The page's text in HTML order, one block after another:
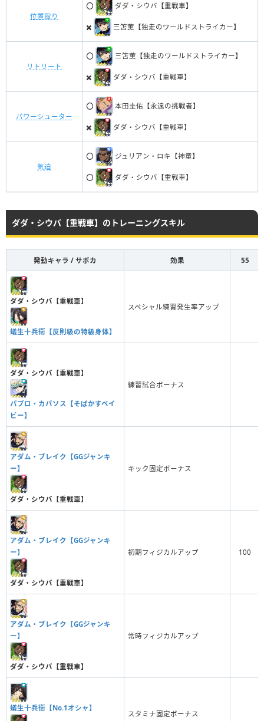
位置取り
⭕️ ダダ・シウバ【重戦車】
✖️ 三笘薫【独走のワールドストライカー】
リトリート
⭕️ 三笘薫【独走のワールドストライカー】
✖️ ダダ・シウバ【重戦車】
パワーシューター
⭕️ 本田圭佑【永遠の挑戦者】
✖️ ダダ・シウバ【重戦車】
気迫
⭕️ ジュリアン・ロキ【神童】
⭕️ ダダ・シウバ【重戦車】
ダダ・シウバ【重戦車】のトレーニングスキル
発動キャラ / サポカ 効果 55
ダダ・シウバ【重戦車】
蟻生十兵衛【反則級の特級身体】
スペシャル練習発生率アップ
ダダ・シウバ【重戦車】
パブロ・カバソス【そばかすベイ
ビー】
練習試合ボーナス
アダム・ブレイク【GGジャンキ
ー】
ダダ・シウバ【重戦車】
キック固定ボーナス
アダム・ブレイク【GGジャンキ
ー】
ダダ・シウバ【重戦車】
初期フィジカルアップ 100
アダム・ブレイク【GGジャンキ
ー】
ダダ・シウバ【重戦車】
常時フィジカルアップ
蟻生十兵衛【No.1オシャ】
スタミナ固定ボーナス